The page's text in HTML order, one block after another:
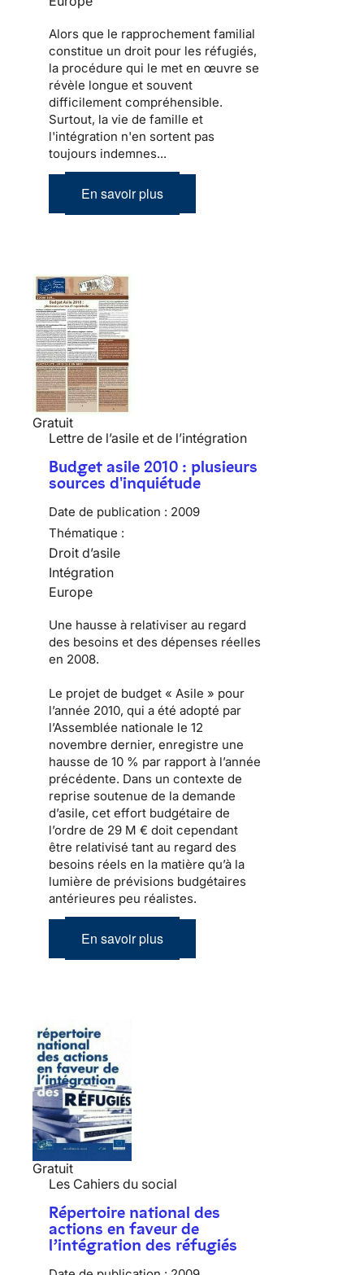
Alors que le rapprochement familial
constitue un droit pour les réfugiés,
la procédure qui le met en œuvre se
révèle longue et souvent
difficilement compréhensible.
Surtout, la vie de famille et
l'intégration n'en sortent pas
toujours indemnes...
En savoir plus
Gratuit
Lettre de l’asile et de l’intégration
Budget asile 2010 : plusieurs
sources d'inquiétude
Date de publication : 2009
Thématique :
Droit d’asile
Intégration
Europe
Une hausse à relativiser au regard
des besoins et des dépenses réelles
en 2008.
Le projet de budget « Asile » pour
l’année 2010, qui a été adopté par
l’Assemblée nationale le 12
novembre dernier, enregistre une
hausse de 10 % par rapport à l’année
précédente. Dans un contexte de
reprise soutenue de la demande
d’asile, cet effort budgétaire de
l’ordre de 29 M € doit cependant
être relativisé tant au regard des
besoins réels en la matière qu’à la
lumière de prévisions budgétaires
antérieures peu réalistes.
En savoir plus
Gratuit
Les Cahiers du social
Répertoire national des
actions en faveur de
l’intégration des réfugiés